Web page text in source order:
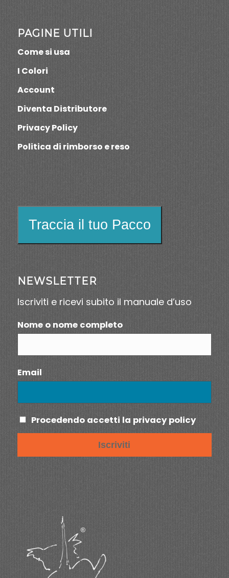
PAGINE UTILI
Come si usa
I Colori
Account
Diventa Distributore
Privacy Policy
Politica di rimborso e reso
Traccia il tuo Pacco
NEWSLETTER
Iscriviti e ricevi subito il manuale d’uso
Nome o nome completo
Email
Procedendo accetti la privacy policy